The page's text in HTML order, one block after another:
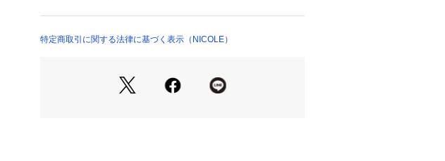
キーフォブが付いた、ジッパー付きのメッシュポケット
アメリカ発祥の登山用リュック（バックパック）などを
商品番号：1070000012659 （モール）
特定商取引に関する法律に基づく表示（NICOLE）